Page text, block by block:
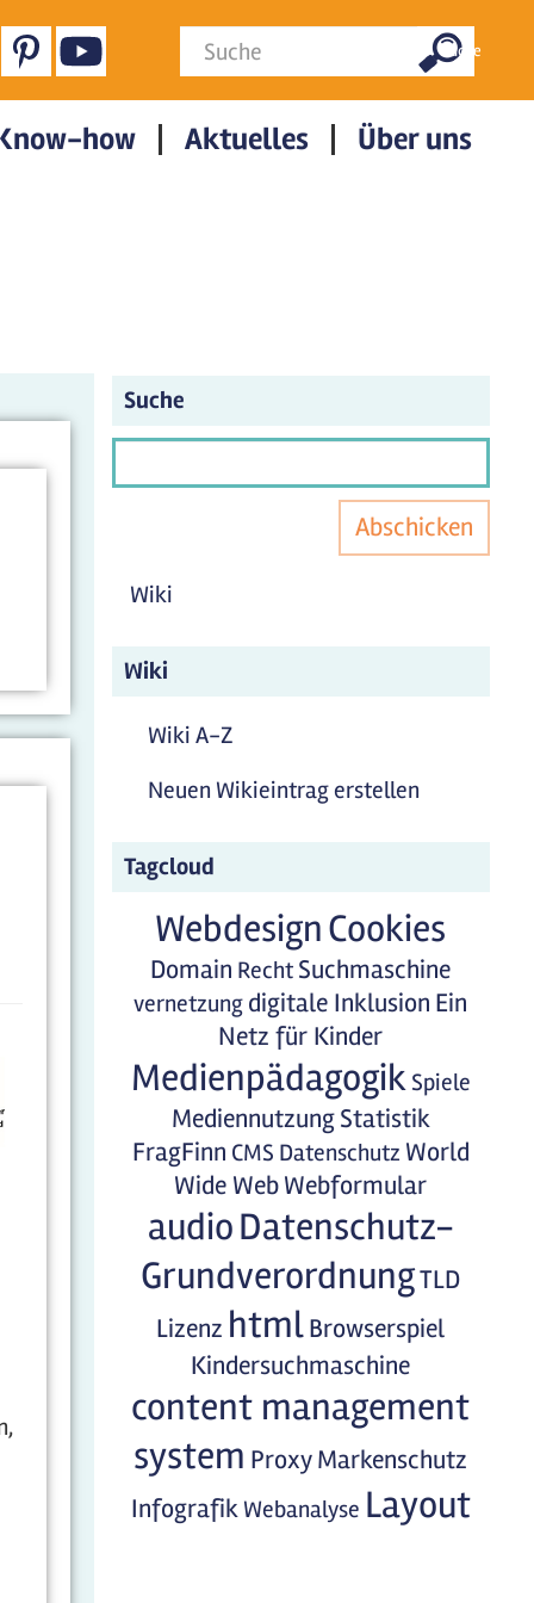
Suchformular Suche
how Aktuelles Über uns
Suche
Abschicken
Wiki
Wiki
Wiki A-Z
Neuen Wikieintrag erstellen
Tagcloud
WebdesignCookies
Domain Recht Suchmaschine
vernetzung digitale Inklusion Ein
Netz für Kinder
Medienpädagogik Spiele
Mediennutzung Statistik
FragFinn CMS Datenschutz World
Wide WebWebformular
audioDatenschutz-
GrundverordnungTLD
Lizenz htmlBrowserspiel
Kindersuchmaschine
content management
system ProxyMarkenschutz
Infografik Webanalyse Layout